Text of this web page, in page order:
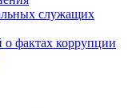
служащих
о фактах коррупции